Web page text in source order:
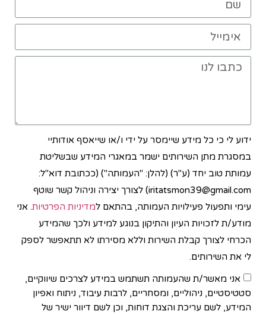
ידוע לי כי כל מידע שיימסר על ידי ו/או שייאסף אודותיי
במסגרת מתן השירותים ישמר במאגרי המידע שבשליטת
עמותת טוב יחד (ע"ר) (להלן: "העמותה") (ככתובת דוא"ל:
iritatsmon39@gmail.com) לצורך יצירה וניהול קשר שוטף
עימי ותפעול פעילויות העמותה, בהתאם למדיניות הפרטיות. אני
מודע/ת לזכויות העיון והתיקון בנוגע למידע ולכך שהמידע
הכרחי לצורך קבלת השירות וללא מסירתו לא תתאפשר לספק
לי את השירותים.
אני מאשר/ת שהעמותה תשתמש במידע לצרכים שיווקיים,
סטטיסטיים, ניהוליים, ומסחריים, לרבות עיבוד, ניתוח ואפיון
המידע, לשם עריכת והצגת דוחות, וכן לשם דיוור ישיר של